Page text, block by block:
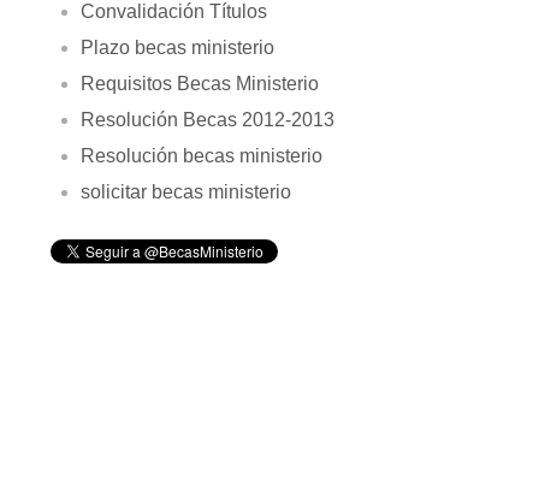
Convalidación Títulos
Plazo becas ministerio
Requisitos Becas Ministerio
Resolución Becas 2012-2013
Resolución becas ministerio
solicitar becas ministerio